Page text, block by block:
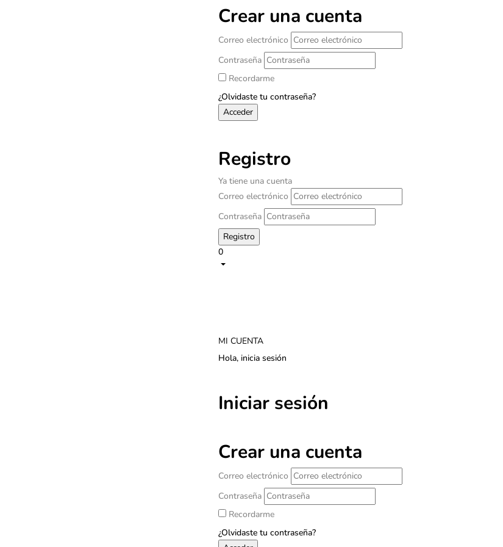
Crear una cuenta
Correo electrónico
Contraseña
Recordarme
¿Olvidaste tu contraseña?
Registro
Ya tiene una cuenta
Correo electrónico
Contraseña
0
MI CUENTA
Hola, inicia sesión
Iniciar sesión
Crear una cuenta
Correo electrónico
Contraseña
Recordarme
¿Olvidaste tu contraseña?